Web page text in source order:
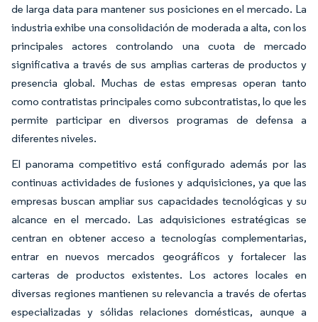
de larga data para mantener sus posiciones en el mercado. La
industria exhibe una consolidación de moderada a alta, con los
principales actores controlando una cuota de mercado
significativa a través de sus amplias carteras de productos y
presencia global. Muchas de estas empresas operan tanto
como contratistas principales como subcontratistas, lo que les
permite participar en diversos programas de defensa a
diferentes niveles.
El panorama competitivo está configurado además por las
continuas actividades de fusiones y adquisiciones, ya que las
empresas buscan ampliar sus capacidades tecnológicas y su
alcance en el mercado. Las adquisiciones estratégicas se
centran en obtener acceso a tecnologías complementarias,
entrar en nuevos mercados geográficos y fortalecer las
carteras de productos existentes. Los actores locales en
diversas regiones mantienen su relevancia a través de ofertas
especializadas y sólidas relaciones domésticas, aunque a